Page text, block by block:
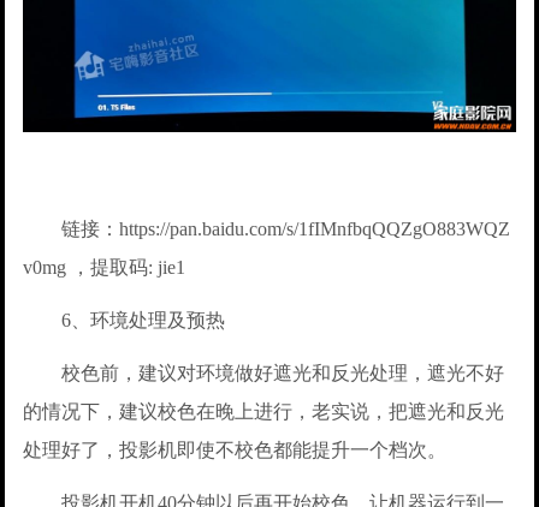
链接：https://pan.baidu.com/s/1fIMnfbqQQZgO883WQZ
v0mg ，提取码: jie1
6、环境处理及预热
校色前，建议对环境做好遮光和反光处理，遮光不好
的情况下，建议校色在晚上进行，老实说，把遮光和反光
处理好了，投影机即使不校色都能提升一个档次。